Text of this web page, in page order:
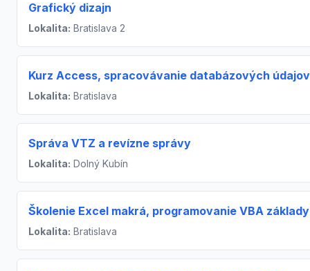
Grafický dizajn
Lokalita: Bratislava 2
Kurz Access, spracovávanie databázových údajov
Lokalita: Bratislava
Správa VTZ a revízne správy
Lokalita: Dolný Kubín
Školenie Excel makrá, programovanie VBA základy
Lokalita: Bratislava